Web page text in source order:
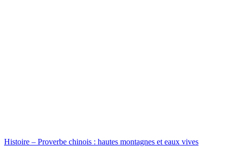
Histoire – Proverbe chinois : hautes montagnes et eaux vives